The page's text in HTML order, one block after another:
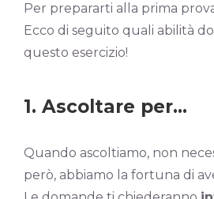
Per prepararti alla prima
Ecco di seguito quali abilità
questo esercizio!
1. Ascoltare per…
Quando ascoltiamo, non
però, abbiamo la fortuna di